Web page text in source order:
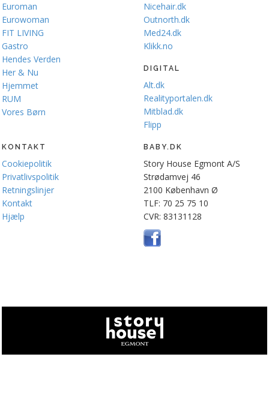
Euroman
Eurowoman
FIT LIVING
Gastro
Hendes Verden
Her & Nu
Hjemmet
RUM
Vores Børn
Nicehair.dk
Outnorth.dk
Med24.dk
Klikk.no
DIGITAL
Alt.dk
Realityportalen.dk
Mitblad.dk
Flipp
KONTAKT
Cookiepolitik
Privatlivspolitik
Retningslinjer
Kontakt
Hjælp
BABY.DK
Story House Egmont A/S
Strødamvej 46
2100 København Ø
TLF: 70 25 75 10
CVR: 83131128